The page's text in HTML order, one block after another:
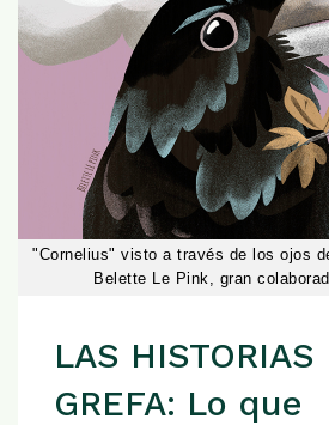
"Cornelius" visto a través de los ojos
Belette Le Pink, gran
LAS HISTORIAS
GREFA: Lo que